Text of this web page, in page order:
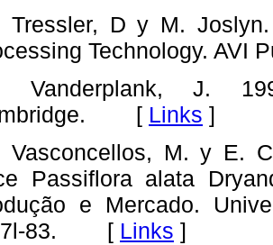
Tressler, D y M.
Technology.
Vanderplank, J.
[ Links ]
Vasconcellos, M. y E.
Passiflora alata
e Mercado.
83. [ Links ]